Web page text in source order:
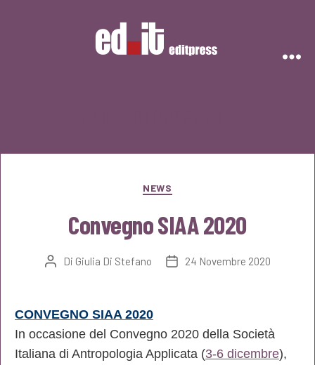
Categorie
NEWS
Convegno SIAA 2020
Autore
Di Giulia Di Stefano
Data24 Novembre 2020
CONVEGNO SIAA 2020
In occasione del Convegno 2020 della Società
Italiana di Antropologia Applicata (3-6 dicembre),